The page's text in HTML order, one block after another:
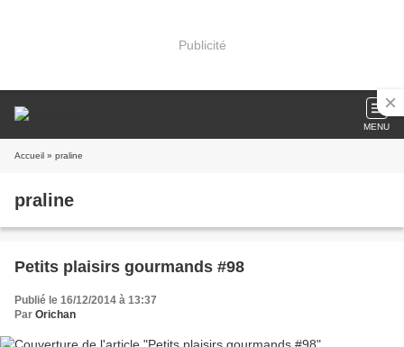
Publicité
MENU
Accueil » praline
praline
Petits plaisirs gourmands #98
Publié le 16/12/2014 à 13:37
Par Orichan